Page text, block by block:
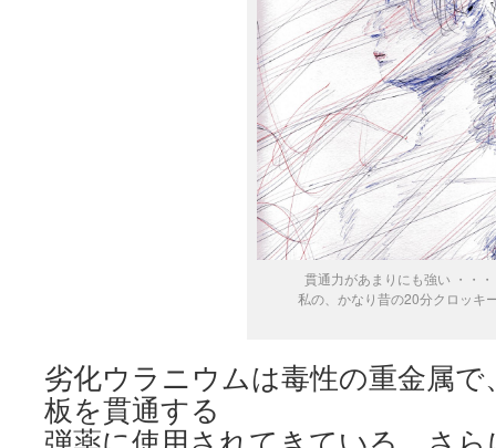
貫通力があまりにも強い ・・・
私の、かなり昔の20分クロッキ
劣化ウラニウムは毒性の重金属
板を貫通する